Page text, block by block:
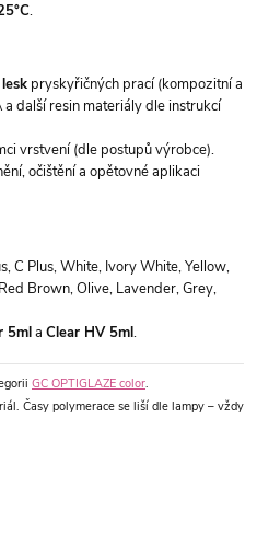
.
pryskyřičných prací (kompozitní a
další resin materiály dle instrukcí
vrstvení (dle postupů výrobce).
očištění a opětovné aplikaci
C Plus, White, Ivory White, Yellow,
Brown, Olive, Lavender, Grey,
5mla Clear HV 5ml.
GC OPTIGLAZE color.
Časy polymerace se liší dle lampy – vždy